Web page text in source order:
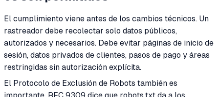
El cumplimiento viene antes de los cambios técnicos. Un
rastreador debe recolectar solo datos públicos,
autorizados y necesarios. Debe evitar páginas de inicio de
sesión, datos privados de clientes, pasos de pago y áreas
restringidas sin autorización explícita.
El Protocolo de Exclusión de Robots también es